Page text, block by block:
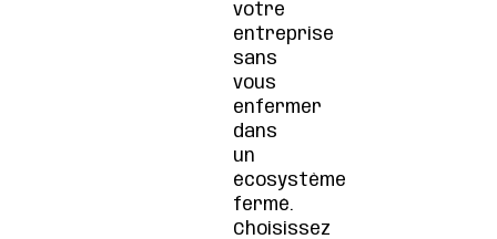
votre
entreprise
sans
vous
enfermer
dans
un
écosystème
fermé.
Choisissez